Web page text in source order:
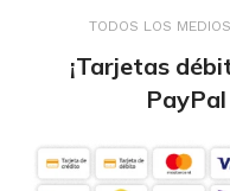
TODOS LOS
¡Tarjetas